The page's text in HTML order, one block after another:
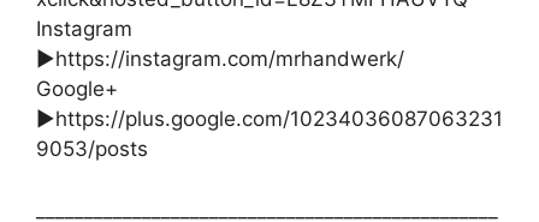
Instagram
►https://instagram.com/mrhandwerk/
Google+
►https://plus.google.com/10234036087063231
9053/posts